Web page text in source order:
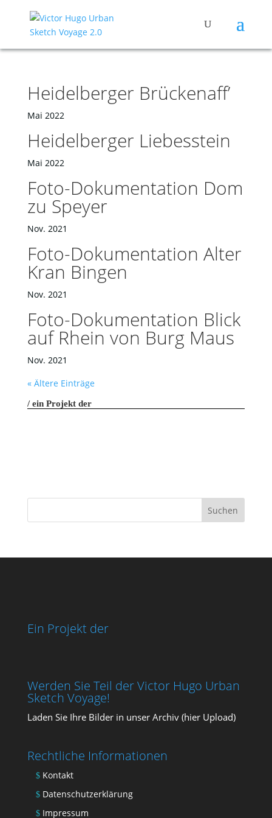
Heidelberger Brückenaff’
Mai 2022
Heidelberger Liebesstein
Mai 2022
Foto-Dokumentation Dom
zu Speyer
Nov. 2021
Foto-Dokumentation Alter
Kran Bingen
Nov. 2021
Foto-Dokumentation Blick
auf Rhein von Burg Maus
Nov. 2021
« Ältere Einträge
ein Projekt der
Ein Projekt der
Werden Sie Teil der Victor Hugo Urban
Sketch Voyage!
Laden Sie Ihre Bil­der in unser Archiv (hier Upload)
Rechtliche Informationen
Kontakt
Datenschutzerklärung
Impressum